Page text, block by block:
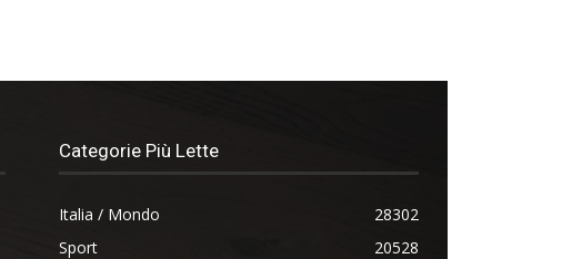
Categorie Più Lette
Italia / Mondo
28302
Sport
20528